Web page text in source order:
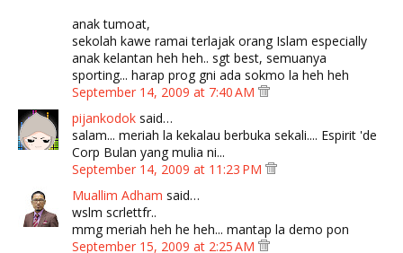
anak tumoat,
sekolah kawe ramai terlajak orang Islam especially
anak kelantan heh heh.. sgt best, semuanya
sporting... harap prog gni ada sokmo la heh heh
September 14, 2009 at 7:40 AM
pijankodok said…
salam... meriah la kekalau berbuka sekali.... Espirit 'de
Corp Bulan yang mulia ni...
September 14, 2009 at 11:23 PM
Muallim Adham said…
wslm scrlettfr..
mmg meriah heh he heh... mantap la demo pon
September 15, 2009 at 2:25 AM